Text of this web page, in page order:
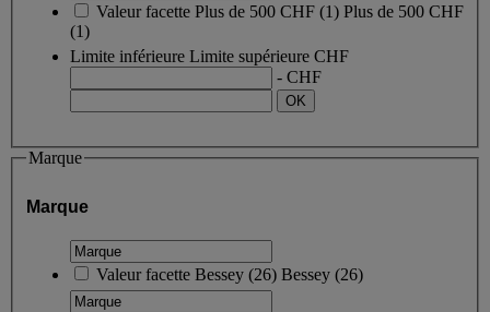
Valeur facette Plus de 500 CHF (1) Plus de 500 CHF
(1)
Limite inférieure Limite supérieure CHF
- CHF
Marque
Marque
Valeur facette Bessey (26) Bessey (26)